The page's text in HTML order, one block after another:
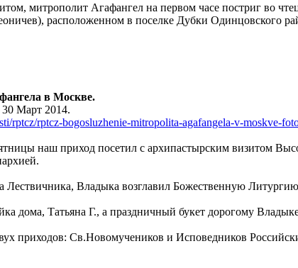
митрополит Агафангел на первом часе постриг во
расположенном в поселке Дубки Одинцовского
в Москве.
Март 2014.
rptcz/rptcz-bogosluzhenie-mitropolita-agafangela-v-moskve-
наш приход посетил с архипастырским визитом
Владыка возглавил Божественную
дома, Татьяна Г., а праздничный букет дорогому
приходов: Св.Новомучеников и Исповедников